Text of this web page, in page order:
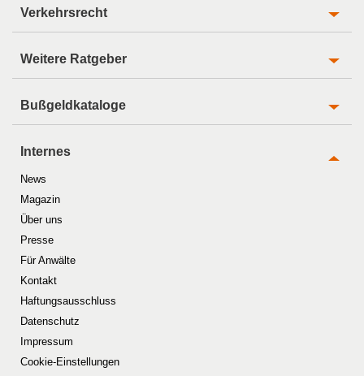
Verkehrsrecht
Weitere Ratgeber
Bußgeldkataloge
Internes
News
Magazin
Über uns
Presse
Für Anwälte
Kontakt
Haftungsausschluss
Datenschutz
Impressum
Cookie-Einstellungen